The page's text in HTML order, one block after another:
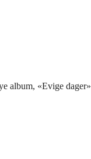
album, «Evige dager».